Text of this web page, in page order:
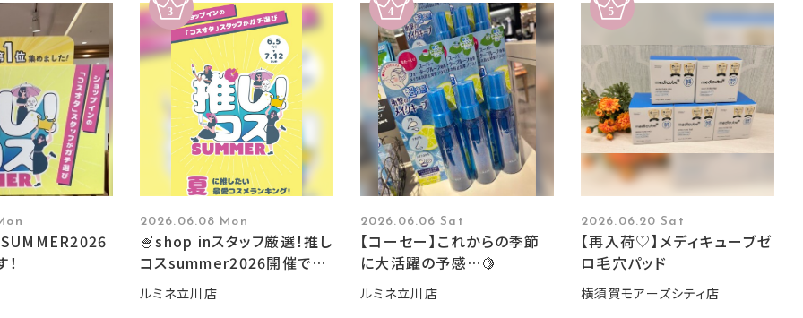
SUMMER2026
2026.06.08 Mon
🍧shop inスタッフ厳選！推し
コスsummer2026開催です
🍧
ルミネ立川店
2026.06.06 Sat
【コーセー】これからの季節
に大活躍の予感…🍋
ルミネ立川店
2026.06.20 Sat
【再入荷♡】メディキューブゼ
ロ毛穴パッド
横須賀モアーズシティ店